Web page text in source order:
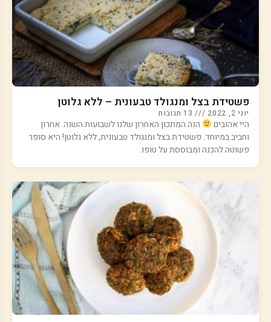
פשטידת בצל ומנגולד טבעונית – ללא גלוטן
יוני 2, 2022 13 תגובות
היי אהובים
הנה המתכון האחרון שלנו לשבועות השנה. אחרון
וחביב במיוחד. פשטידת בצל ומנגולד טבעונית, ללא גלוטן! היא סופר
פשוטה להכנה ומבוססת על טופו.